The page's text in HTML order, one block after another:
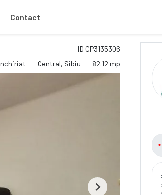
Contact
ID CP3135306
Central, Sibiu 82.12 mp
Next